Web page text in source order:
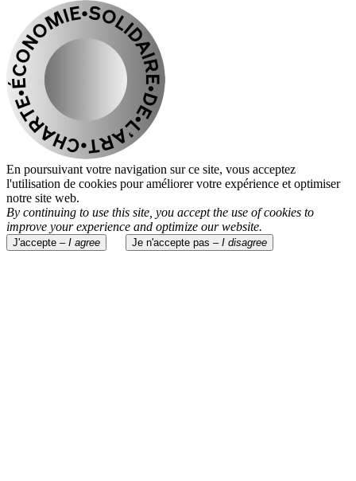
En poursuivant votre navigation sur ce site, vous acceptez
l'utilisation de cookies pour améliorer votre expérience et optimiser
notre site web.
By continuing to use this site, you accept the use of cookies to
improve your experience and optimize our website.
J'accepte – I agree Je n'accepte pas – I disagree